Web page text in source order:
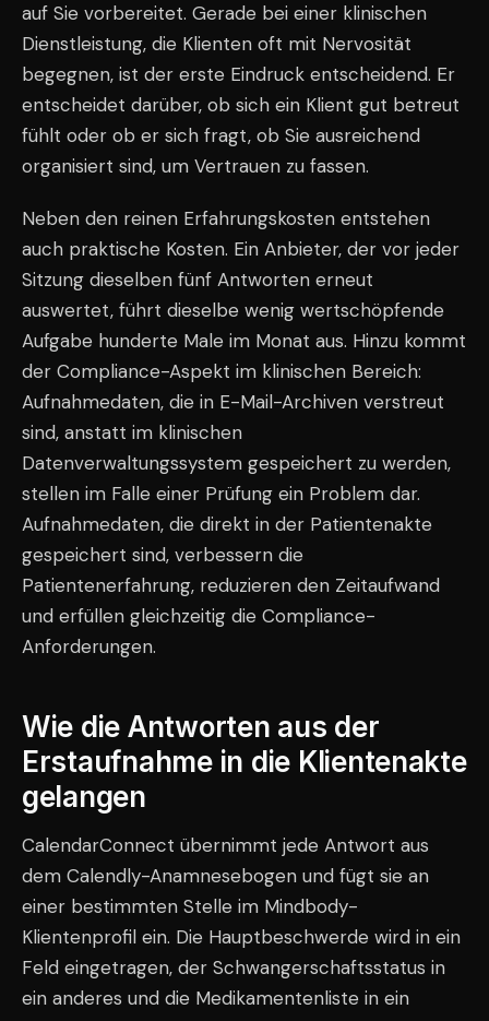
auf Sie vorbereitet. Gerade bei einer klinischen
Dienstleistung, die Klienten oft mit Nervosität
begegnen, ist der erste Eindruck entscheidend. Er
entscheidet darüber, ob sich ein Klient gut betreut
fühlt oder ob er sich fragt, ob Sie ausreichend
organisiert sind, um Vertrauen zu fassen.
Neben den reinen Erfahrungskosten entstehen
auch praktische Kosten. Ein Anbieter, der vor jeder
Sitzung dieselben fünf Antworten erneut
auswertet, führt dieselbe wenig wertschöpfende
Aufgabe hunderte Male im Monat aus. Hinzu kommt
der Compliance-Aspekt im klinischen Bereich:
Aufnahmedaten, die in E-Mail-Archiven verstreut
sind, anstatt im klinischen
Datenverwaltungssystem gespeichert zu werden,
stellen im Falle einer Prüfung ein Problem dar.
Aufnahmedaten, die direkt in der Patientenakte
gespeichert sind, verbessern die
Patientenerfahrung, reduzieren den Zeitaufwand
und erfüllen gleichzeitig die Compliance-
Anforderungen.
Wie die Antworten aus der
Erstaufnahme in die Klientenakte
gelangen
CalendarConnect übernimmt jede Antwort aus
dem Calendly-Anamnesebogen und fügt sie an
einer bestimmten Stelle im Mindbody-
Klientenprofil ein. Die Hauptbeschwerde wird in ein
Feld eingetragen, der Schwangerschaftsstatus in
ein anderes und die Medikamentenliste in ein